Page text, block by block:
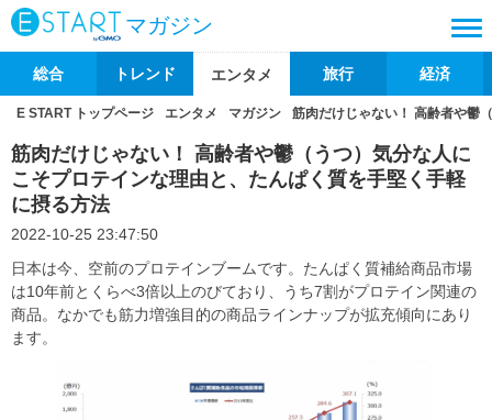
マガジン
総合 トレンド エンタメ 旅行 経済
E START トップページ エンタメ マガジン 筋肉だけじゃない！ 高齢者や鬱
筋肉だけじゃない！ 高齢者や鬱（うつ）気分な人に
こそプロテインな理由と、たんぱく質を手堅く手軽
に摂る方法
2022-10-25 23:47:50
日本は今、空前のプロテインブームです。たんぱく質補給商品市場
は10年前とくらべ3倍以上のびており、うち7割がプロテイン関連の
商品。なかでも筋力増強目的の商品ラインナップが拡充傾向にあり
ます。